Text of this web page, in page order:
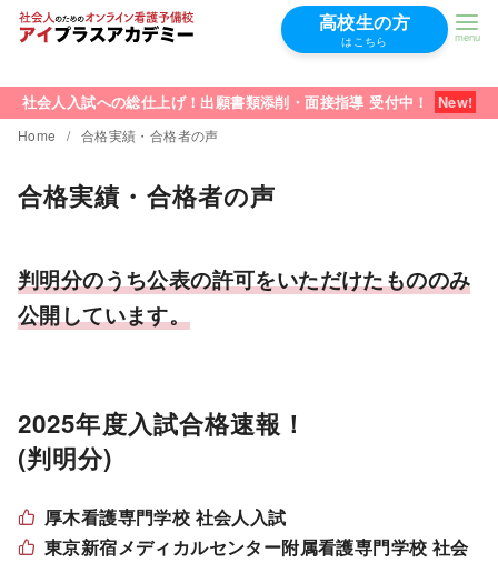
高校生の方
はこちら
社会人入試への総仕上げ！出願書類添削・面接指導 受付中！
Home 合格実績・合格者の声
合格実績・合格者の声
判明分のうち公表の許可をいただけたもののみ
公開しています。
2025年度入試合格速報！
(判明分)
厚木看護専門学校 社会人入試
東京新宿メディカルセンター附属看護専門学校 社会